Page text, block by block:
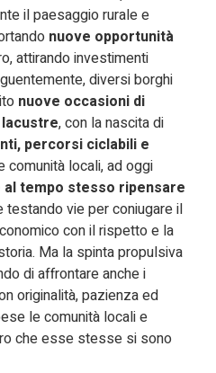
il paesaggio rurale e
nuove opportunità
attirando investimenti
diversi borghi
nuove occasioni di
, con la nascita di
percorsi ciclabili e
comunità locali, ad oggi
tempo stesso ripensare
testando vie per coniugare il
con il rispetto e la
Ma la spinta propulsiva
di affrontare anche i
originalità, pazienza ed
le comunità locali e
che esse stesse si sono